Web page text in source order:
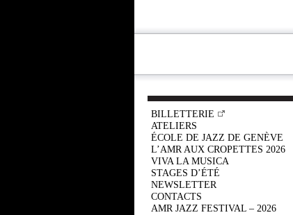
BILLETTERIE
ATELIERS
ÉCOLE DE JAZZ DE GENÈVE
L’AMR AUX CROPETTES 2026
VIVA LA MUSICA
STAGES D’ÉTÉ
NEWSLETTER
CONTACTS
AMR JAZZ FESTIVAL – 2026